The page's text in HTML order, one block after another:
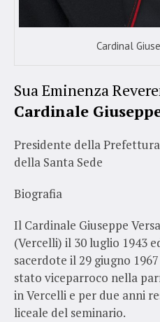
Cardinal
Sua Eminenza
Cardinale
Presidente della
della Santa Sede
Biografia
Il Cardinale Giuseppe
(Vercelli) il 30 luglio 1943
sacerdote il 29 giugno
stato viceparroco nella
in Vercelli e per due anni
liceale del seminario.